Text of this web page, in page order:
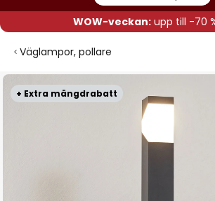
WOW-veckan:upp till -70
Väglampor, pollare
+ Extra mängdrabatt
Hoppa
till